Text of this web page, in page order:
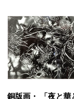
銅版画・ 「夜と